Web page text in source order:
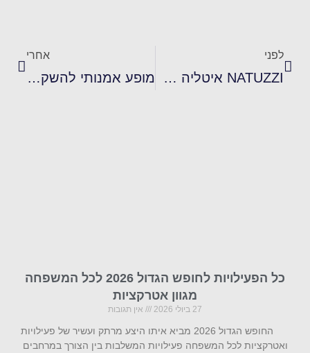
לפני
NATUZZI איטליה קולקציות חדשות 2021 מעגל ההרמוניה – Circle Of Harmony
אחרי
מופע אמנותי להשקת קולקציית NOA KIREL X TERMINAL X- SUMMER COLLECTION
כל הפעילויות לחופש הגדול 2026 לכל המשפחה
מגוון אטרקציות
27 ביולי 2026 אין תגובות
החופש הגדול 2026 מביא איתו היצע מרתק ועשיר של פעילויות
ואטרקציות לכל המשפחה פעילויות המשלבות בין הצורך במרחבים